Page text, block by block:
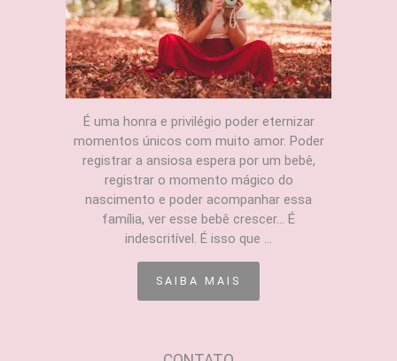
É uma honra e privilégio poder eternizar
momentos únicos com muito amor. Poder
registrar a ansiosa espera por um bebê,
registrar o momento mágico do
nascimento e poder acompanhar essa
família, ver esse bebê crescer... É
indescritível. É isso que ...
SAIBA MAIS